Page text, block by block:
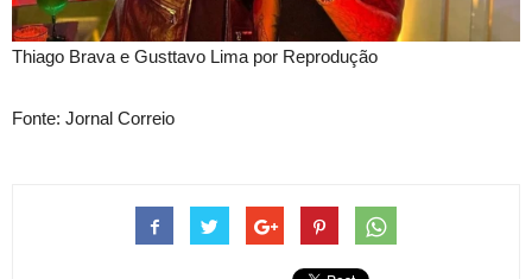
Thiago Brava e Gusttavo Lima por Reprodução
Fonte: Jornal Correio